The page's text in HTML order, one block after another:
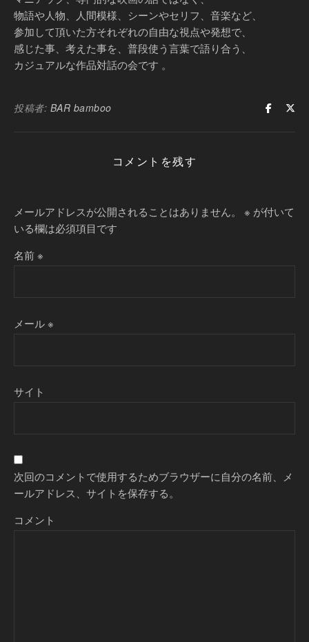
物語や人物、人間模様、シーンやセリフ、音楽など、
参加して頂いた方それぞれの自由な視点や発想で、
感じた事、考えた事を、普段使う言葉で語り合う、
カジュアルな作品対話の会です 。
投稿者: BAR bamboo
コメントを残す
メールアドレスが公開されることはありません。 ※ が付いて
いる欄は必須項目です
名前※
メール※
サイト
次回のコメントで使用するためブラウザーに自分の名前、メ
ールアドレス、サイトを保存する。
コメント